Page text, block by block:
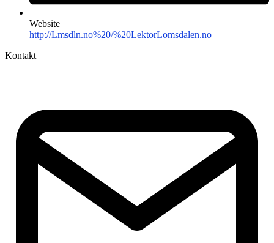
Website
http://Lmsdln.no%20/%20LektorLomsdalen.no
Kontakt